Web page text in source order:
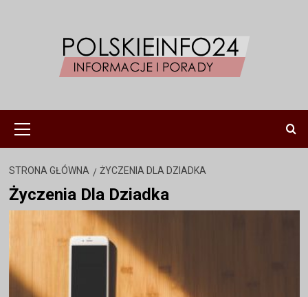
główne
STRONA GŁÓWNA ŻYCZENIA DLA DZIADKA
Życzenia Dla Dziadka